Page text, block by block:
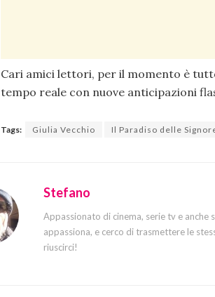
Cari amici lettori, per il momento è
tempo reale con nuove anticipazioni
Tags: Giulia Vecchio Il Paradiso delle
Stefano
Appassionato di cinema, serie tv e
appassiona, e cerco di trasmettere le
riuscirci!